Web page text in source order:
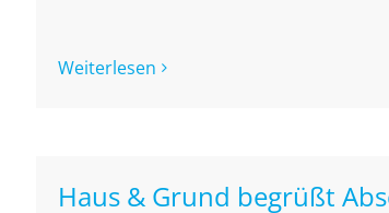
Weiterlesen
Haus & Grund begrüßt